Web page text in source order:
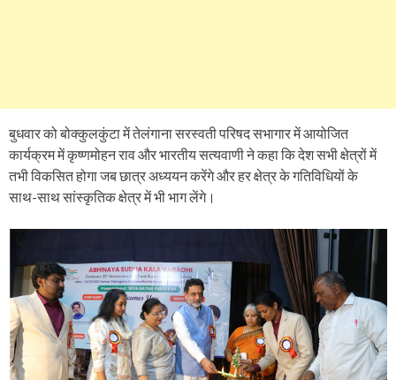
बुधवार को बोक्कुलकुंटा में तेलंगाना सरस्वती परिषद सभागार में आयोजित
कार्यक्रम में कृष्णमोहन राव और भारतीय सत्यवाणी ने कहा कि देश सभी क्षेत्रों में
तभी विकसित होगा जब छात्र अध्ययन करेंगे और हर क्षेत्र के गतिविधियों के
साथ-साथ सांस्कृतिक क्षेत्र में भी भाग लेंगे।